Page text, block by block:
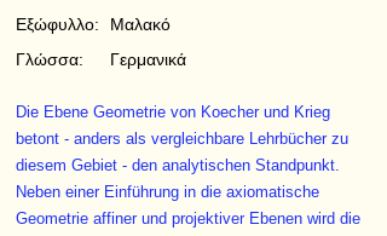
Εξώφυλλο:
Γλώσσα:
Μαλακό
Γερμανικά
Die Ebene Geometrie von Koecher und Krieg
betont - anders als vergleichbare Lehrbücher zu
diesem Gebiet - den analytischen Standpunkt.
Neben einer Einführung in die axiomatische
Geometrie affiner und projektiver Ebenen wird die